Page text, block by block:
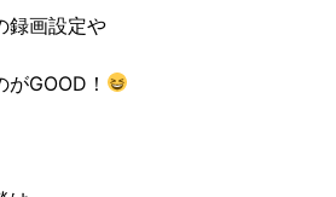
録画設定や
GOOD！